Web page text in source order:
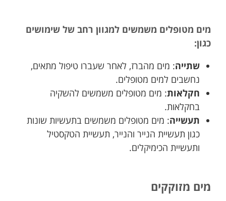
מים מטופלים משמשים למגוון רחב של שימושים
כגון:
שתייה: מים מהברז, לאחר שעברו טיפול מתאים,
נחשבים למים מטופלים.
חקלאות: מים מטופלים משמשים להשקיה
בחקלאות.
תעשייה: מים מטופלים משמשים בתעשיות שונות
כגון תעשיית הנייר והנייר, תעשיית הטקסטיל
ותעשיית הכימיקלים.
מים מזוקקים